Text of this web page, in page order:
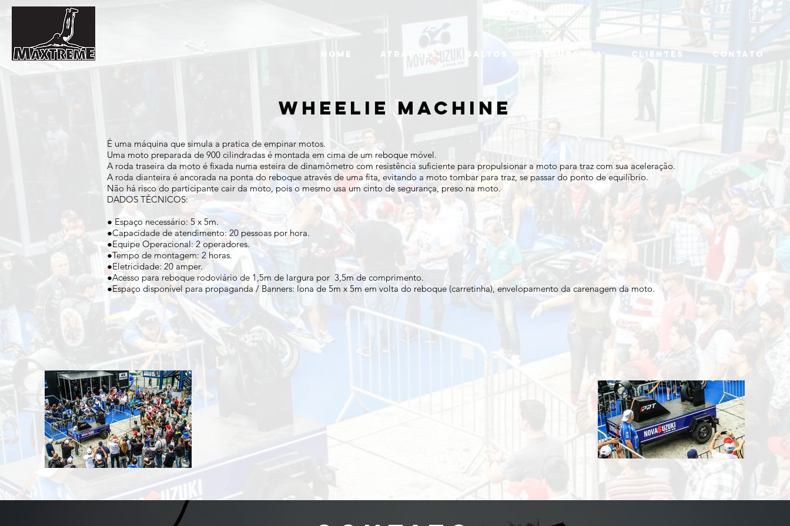
HOME ATRAÇÕES SALTOS SEGURANÇA CLIENTES CONTATO
WHEELIE MACHINE
É uma máquina que simula a pratica de empinar motos.
Uma moto preparada de 900 cilindradas é montada em cima de um reboque móvel.
A roda traseira da moto é fixada numa esteira de dinamômetro com resistência suficiente para propulsionar a moto para traz com sua aceleração.
A roda dianteira é ancorada na ponta do reboque através de uma fita, evitando a moto tombar para traz, se passar do ponto de equilíbrio.
Não há risco do participante cair da moto, pois o mesmo usa um cinto de segurança, preso na moto.
DADOS TÉCNICOS:
● Espaço necessário: 5 x 5m.
●Capacidade de atendimento: 20 pessoas por hora.
●Equipe Operacional: 2 operadores.
●Tempo de montagem: 2 horas.
●Eletricidade: 20 amper.
●Acesso para reboque rodoviário de 1,5m de largura por 3,5m de comprimento.
●Espaço disponível para propaganda / Banners: lona de 5m x 5m em volta do reboque (carretinha), envelopamento da carenagem da moto.